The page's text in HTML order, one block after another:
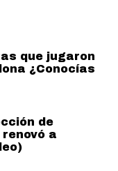
que jugaron
¿Conocías
de
a